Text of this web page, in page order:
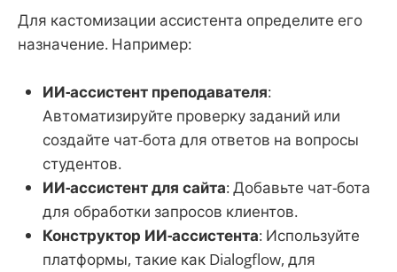
Для кастомизации ассистента определите его
назначение. Например:
ИИ-ассистент преподавателя:
Автоматизируйте проверку заданий или
создайте чат-бота для ответов на вопросы
студентов.
ИИ-ассистент для сайта: Добавьте чат-бота
для обработки запросов клиентов.
Конструктор ИИ-ассистента: Используйте
платформы, такие как Dialogflow, для